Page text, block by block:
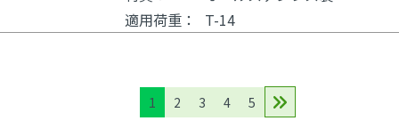
適用荷重：
T-14
1 2 3 4 5